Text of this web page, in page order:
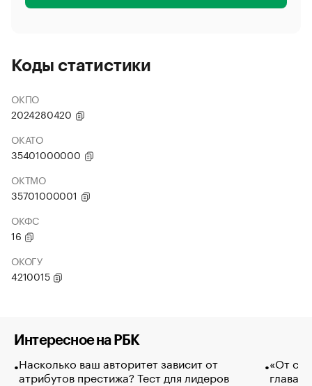
Коды статистики
ОКПО
2024280420
ОКАТО
35401000000
ОКТМО
35701000001
ОКФС
16
ОКОГУ
4210015
Интересное на РБК
Насколько ваш авторитет зависит от
атрибутов престижа? Тест для лидеров
«От
глава